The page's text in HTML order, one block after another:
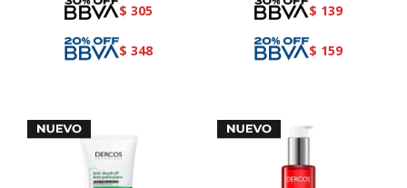
$ 305
$ 348
$ 139
$ 159